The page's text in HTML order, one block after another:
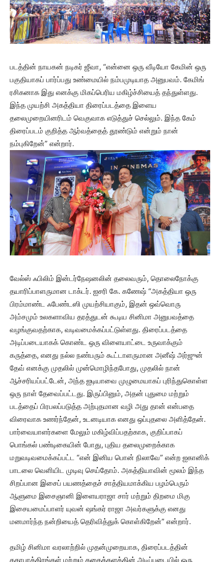
படத்தின் நாயகன் நடிகர் ஜீவா, “என்னை ஒரு வீடியோ கேமின் ஒரு
பகுதியாகப் பார்ப்பது உண்மையில் நம்பமுடியாத அனுபவம். கேமிங்
ரசிகனாக இது எனக்கு மிகப்பெரிய மகிழ்ச்சியைத் தந்துள்ளது.
இந்த முயற்சி அகத்தியா திரைப்படத்தை இளைய
தலைமுறையினரிடம் வெகுவாக எடுத்துச் செல்லும். இந்த கேம்
திரைப்படம் குறித்த ஆர்வத்தைத் தூண்டும் என்றும் நான்
நம்புகிறேன்” என்றார்.
வேல்ஸ் ஃபிலிம் இன்டர்நேஷனலின் தலைவரும், தொலைநோக்கு
தயாரிப்பாளருமான டாக்டர். ஐசரி கே. கணேஷ் “அகத்தியா ஒரு
பிரம்மாண்ட ஃபேண்டஸி முயற்சியாகும், இதன் ஒவ்வொரு
அம்சமும் உலகளாவிய தரத்துடன் கூடிய சினிமா அனுபவத்தை
வழங்குவதற்காக, வடிவமைக்கப்பட்டுள்ளது. திரைப்படத்தை
அடிப்படையாகக் கொண்ட ஒரு விளையாட்டை உருவாக்கும்
கருத்தை, எனது நல்ல நண்பரும் கூட்டாளருமான அனீஷ் அர்ஜுன்
தேவ் எனக்கு முதலில் முன்மொழிந்தபோது, முதலில் நான்
ஆச்சரியப்பட்டேன், அந்த ஐடியாவை முழுமையாகப் புரிந்துகொள்ள
ஒரு நாள் தேவைப்பட்டது. இருப்பினும், அதன் புதுமை மற்றும்
படத்தைப் பிரபலப்படுத்த அற்புதமான வழி அது தான் என்பதை
விரைவாக உணர்ந்தேன், உடனடியாக எனது ஒப்புதலை அளித்தேன்.
பார்வையாளர்களை மேலும் மகிழ்விப்பதற்காக, குறிப்பாகப்
பொங்கல் பண்டிகையின் போது, புதிய தலைமுறைக்காக
மறுவடிவமைக்கப்பட்ட “என் இனிய பொன் நிலாவே” என்ற ஐகானிக்
பாடலை வெளியிட முடிவு செய்தோம். அகத்தியாவின் மூலம் இந்த
சிறப்பான இசைப் பயணத்தைச் சாத்தியமாக்கிய பழம்பெரும்
ஆளுமை இசைஞானி இளையராஜா சார் மற்றும் திறமை மிகு
இசையமைப்பாளர் யுவன் ஷங்கர் ராஜா அவர்களுக்கு எனது
மனமார்ந்த நன்றியைத் தெரிவித்துக் கொள்கிறேன்” என்றார்.
தமிழ் சினிமா வரலாற்றில் முதன்முறையாக, திரைப்படத்தின்
கதாபாத்திரங்கள் மற்றும் கதைக்களத்தின் அடிப்படையில் ஒரு